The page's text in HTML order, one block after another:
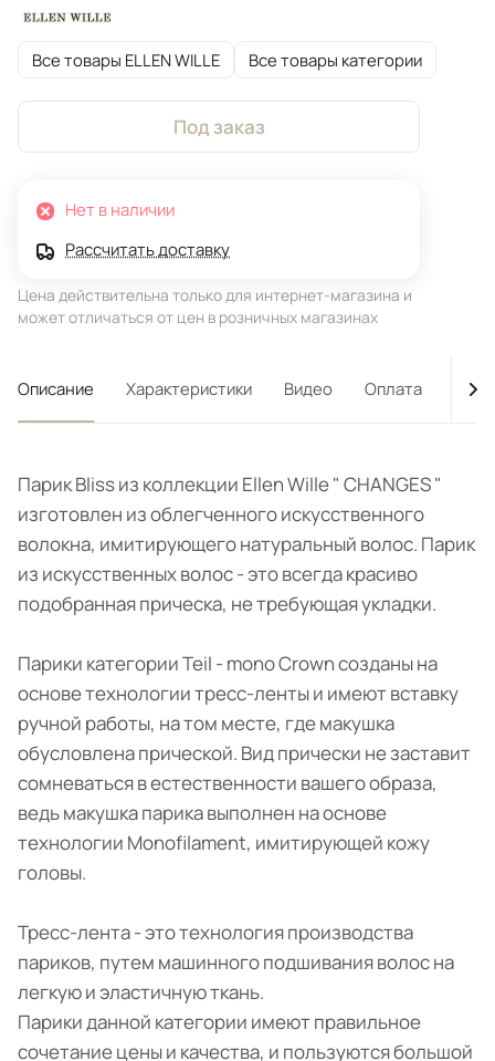
Все товары ELLEN WILLE Все товары категории
Под заказ
Нет в наличии
Рассчитать доставку
Цена действительна только для интернет-магазина и
может отличаться от цен в розничных магазинах
Описание Характеристики Видео Оплата
Парик Bliss из коллекции Ellen Wille " CHANGES "
изготовлен из облегченного искусственного
волокна, имитирующего натуральный волос. Парик
из искусственных волос - это всегда красиво
подобранная прическа, не требующая укладки.
Парики категории Teil - mono Crown созданы на
основе технологии тресс-ленты и имеют вставку
ручной работы, на том месте, где макушка
обусловлена прической. Вид прически не заставит
сомневаться в естественности вашего образа,
ведь макушка парика выполнен на основе
технологии Monofilament, имитирующей кожу
головы.
Тресс-лента - это технология производства
париков, путем машинного подшивания волос на
легкую и эластичную ткань.
Парики данной категории имеют правильное
сочетание цены и качества, и пользуются большой